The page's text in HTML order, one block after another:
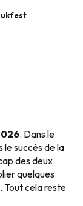
. Dans le
succès de la
des deux
quelques
Tout cela reste